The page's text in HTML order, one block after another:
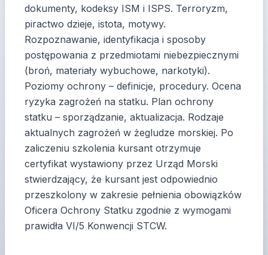
dokumenty, kodeksy ISM i ISPS. Terroryzm,
piractwo dzieje, istota, motywy.
Rozpoznawanie, identyfikacja i sposoby
postępowania z przedmiotami niebezpiecznymi
(broń, materiały wybuchowe, narkotyki).
Poziomy ochrony – definicje, procedury. Ocena
ryzyka zagrożeń na statku. Plan ochrony
statku – sporządzanie, aktualizacja. Rodzaje
aktualnych zagrożeń w żegludze morskiej. Po
zaliczeniu szkolenia kursant otrzymuje
certyfikat wystawiony przez Urząd Morski
stwierdzający, że kursant jest odpowiednio
przeszkolony w zakresie pełnienia obowiązków
Oficera Ochrony Statku zgodnie z wymogami
prawidła VI/5 Konwencji STCW.